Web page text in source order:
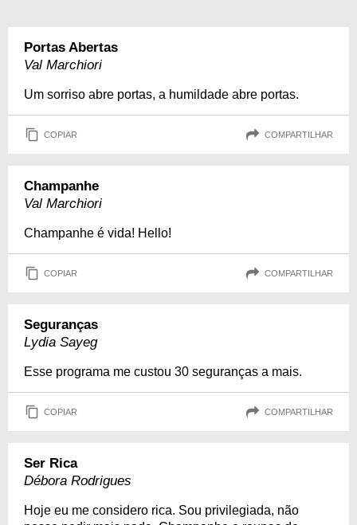
Portas Abertas
Val Marchiori
Um sorriso abre portas, a humildade abre portas.
COPIAR COMPARTILHAR
Champanhe
Val Marchiori
Champanhe é vida! Hello!
COPIAR COMPARTILHAR
Seguranças
Lydia Sayeg
Esse programa me custou 30 seguranças a mais.
COPIAR COMPARTILHAR
Ser Rica
Débora Rodrigues
Hoje eu me considero rica. Sou privilegiada, não